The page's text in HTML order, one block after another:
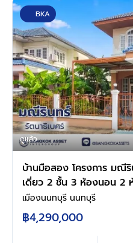
BKA
ดูแล้ว
บ้านมือสอง โครงการ มณี
เดี่ยว 2 ชั้น 3 ห้องนอน 2
เมืองนนทบุรี ใกล้รถไฟฟ้าส
น้อย-ท่าอิฐ ใกล้เซ็นทรัล เว
ตร.ว. พร้อมเข้าอยู่
เมืองนนทบุรี นนทบุรี
฿4,290,000